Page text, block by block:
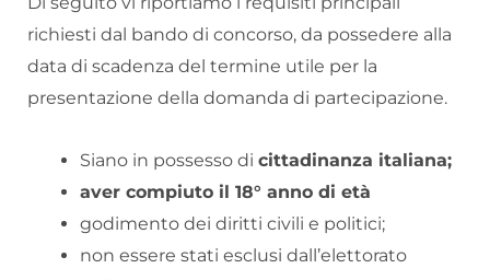
richiesti dal bando di concorso, da possedere alla
data di scadenza del termine utile per la
presentazione della domanda di partecipazione.
Siano in possesso di cittadinanza italiana;
aver compiuto il 18° anno di età
godimento dei diritti civili e politici;
non essere stati esclusi dall’elettorato